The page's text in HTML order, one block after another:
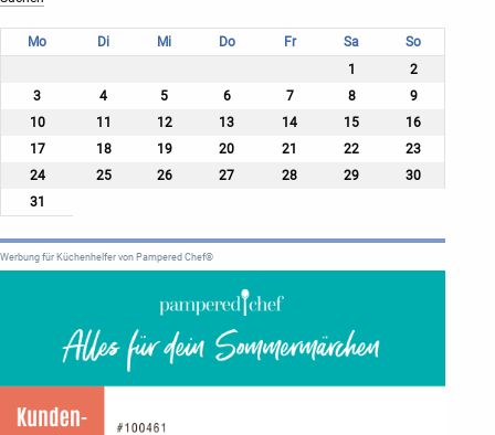
Mo Di Mi Do Fr Sa
So
1
2
3
4 5 6 7 8
9
10
11 12 13 14 15
16
17
18 19 20 21 22
23
24
25 26 27 28 29
30
31
Werbung für Küchenhelfer von Pampered Chef®